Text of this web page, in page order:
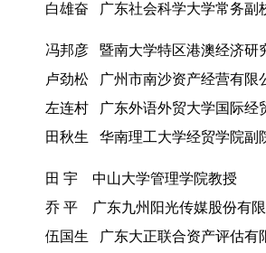
白雄奋
广东社会科学大学常务副
冯邦彦
暨南大学特区港澳经济研
卢劲松
广州市南沙资产经营有限
左连村
广东外语外贸大学国际经
田秋生
华南理工大学经贸学院副
田 宇
中山大学管理学院教授
乔 平
广东九州阳光传媒股份有
伍国生
广东大正联合资产评估有